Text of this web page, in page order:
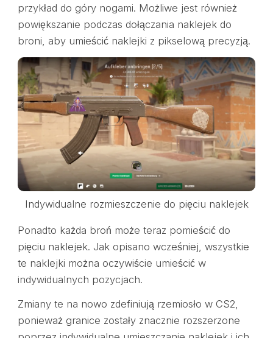
przykład do góry nogami. Możliwe jest również
powiększanie podczas dołączania naklejek do
broni, aby umieścić naklejki z pikselową precyzją.
Indywidualne rozmieszczenie do pięciu naklejek
Ponadto każda broń może teraz pomieścić do
pięciu naklejek. Jak opisano wcześniej, wszystkie
te naklejki można oczywiście umieścić w
indywidualnych pozycjach.
Zmiany te na nowo zdefiniują rzemiosło w CS2,
ponieważ granice zostały znacznie rozszerzone